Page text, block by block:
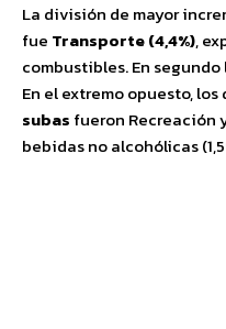
La división de mayor
fue Transporte (4,4%),
combustibles. En
En el extremo opuesto, los
subas fueron Recreación
bebidas no alcohólicas